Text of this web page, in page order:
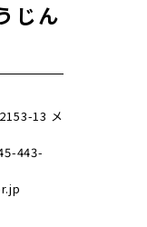
じん
13 メ
443-